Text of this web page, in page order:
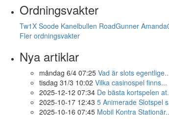
Ordningsvakter
Tw1X Soode Kanelbullen RoadGunner
Fler ordningsvakter
Nya artiklar
måndag 6/4 07:25 Vad är slots
tisdag 31/3 10:02 Vilka casinospel finns...
2025-12-12 07:34 De bästa kortspelen
2025-10-17 12:43 5 Animerade Slotspel
2025-10-16 07:45 Mobil Kontra